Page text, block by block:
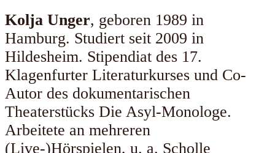
Kolja Unger, geboren 1989 in
Hamburg. Studiert seit 2009 in
Hildesheim. Stipendiat des 17.
Klagenfurter Literaturkurses und Co-
Autor des dokumentarischen
Theaterstücks Die Asyl-Monologe.
Arbeitete an mehreren
(Live-)Hörspielen, u. a. Scholle